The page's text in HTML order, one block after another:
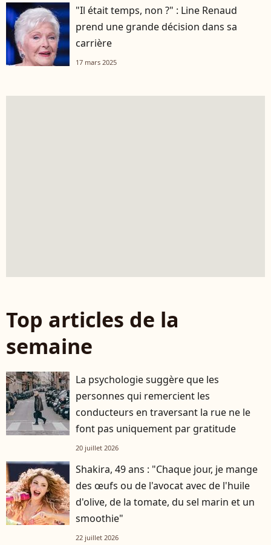
"Il était temps, non ?" : Line Renaud
prend une grande décision dans sa
carrière
17 mars 2025
Top articles de la
semaine
La psychologie suggère que les
personnes qui remercient les
conducteurs en traversant la rue ne le
font pas uniquement par gratitude
20 juillet 2026
Shakira, 49 ans : "Chaque jour, je mange
des œufs ou de l'avocat avec de l'huile
d'olive, de la tomate, du sel marin et un
smoothie"
22 juillet 2026